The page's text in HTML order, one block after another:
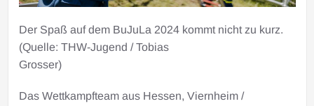
Der Spaß auf dem BuJuLa 2024 kommt nicht zu kurz.
(Quelle: THW-Jugend / Tobias
Grosser)
Das Wettkampfteam aus Hessen, Viernheim /